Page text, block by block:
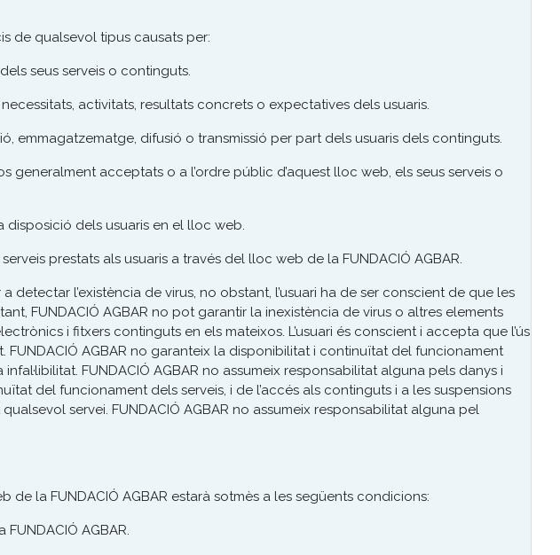
de qualsevol tipus causats per:
seus serveis o continguts.
activitats, resultats concrets o expectatives dels usuaris.
emmagatzematge, difusió o transmissió per part dels usuaris dels continguts.
generalment acceptats o a l’ordre públic d’aquest lloc web, els seus serveis o
disposició dels usuaris en el lloc web.
prestats als usuaris a través del lloc web de la FUNDACIÓ AGBAR.
l’existència de virus, no obstant, l’usuari ha de ser conscient de que les
FUNDACIÓ AGBAR no pot garantir la inexistència de virus o altres elements
i fitxers continguts en els mateixos. L’usuari és conscient i accepta que l’ús
AGBAR no garanteix la disponibilitat i continuïtat del funcionament
FUNDACIÓ AGBAR no assumeix responsabilitat alguna pels danys i
del funcionament dels serveis, i de l’accés als continguts i a les suspensions
servei. FUNDACIÓ AGBAR no assumeix responsabilitat alguna pel
la FUNDACIÓ AGBAR estarà sotmès a les següents condicions:
AGBAR.